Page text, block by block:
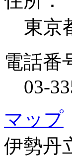
東京
電話番
03-
マップ
伊勢丹